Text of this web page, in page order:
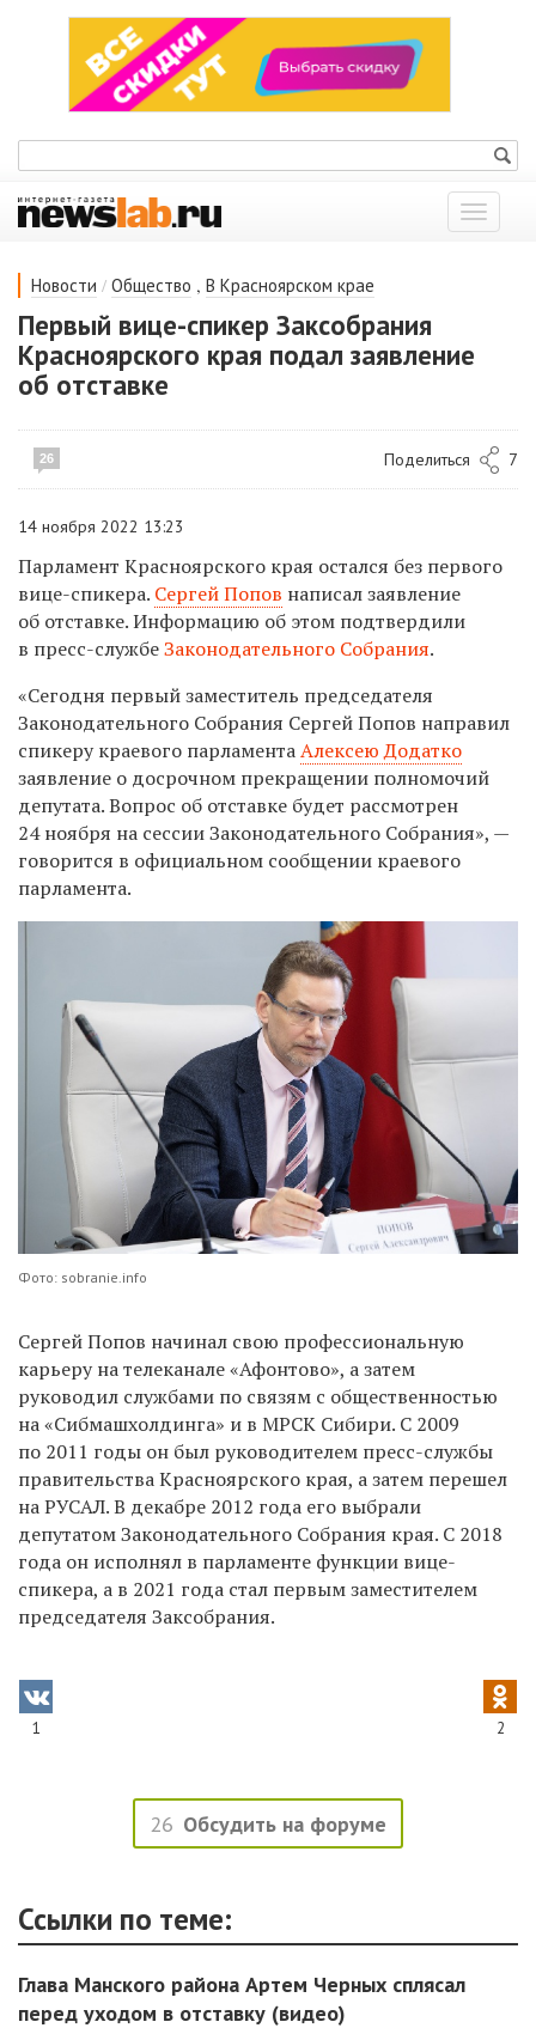
Показать
меню
Новости / Общество , В Красноярском крае
Первый вице-спикер Заксобрания
Красноярского края подал заявление
об отставке
26 Поделиться 7
14 ноября 2022 13:23
Парламент Красноярского края остался без первого
вице-спикера. Сергей Попов написал заявление
об отставке. Информацию об этом подтвердили
в пресс-службеЗаконодательного Собрания.
«Сегодня первый заместитель председателя
Законодательного Собрания Сергей Попов направил
спикеру краевого парламентаАлексею Додатко
заявление о досрочном прекращении полномочий
депутата.Вопрос об отставке будет рассмотрен
24 ноября на сессии Законодательного Собрания», —
говорится в официальном сообщении краевого
парламента.
Фото: sobranie.info
Сергей Попов начинал свою профессиональную
карьеру на телеканале «Афонтово», а затем
руководил службами по связям с общественностью
на «Сибмашхолдинга» и в МРСК Сибири. С 2009
по 2011 годы он был руководителем пресс-службы
правительства Красноярского края, а затем перешел
на РУСАЛ. В декабре 2012 года его выбрали
депутатом Законодательного Собрания края. С 2018
года он исполнял в парламенте функции вице-
спикера, а в 2021 года стал первым заместителем
председателя Заксобрания.
1 2
26 Обсудить на форуме
Ссылки по теме:
Глава Манского района Артем Черных сплясал
перед уходом в отставку (видео)